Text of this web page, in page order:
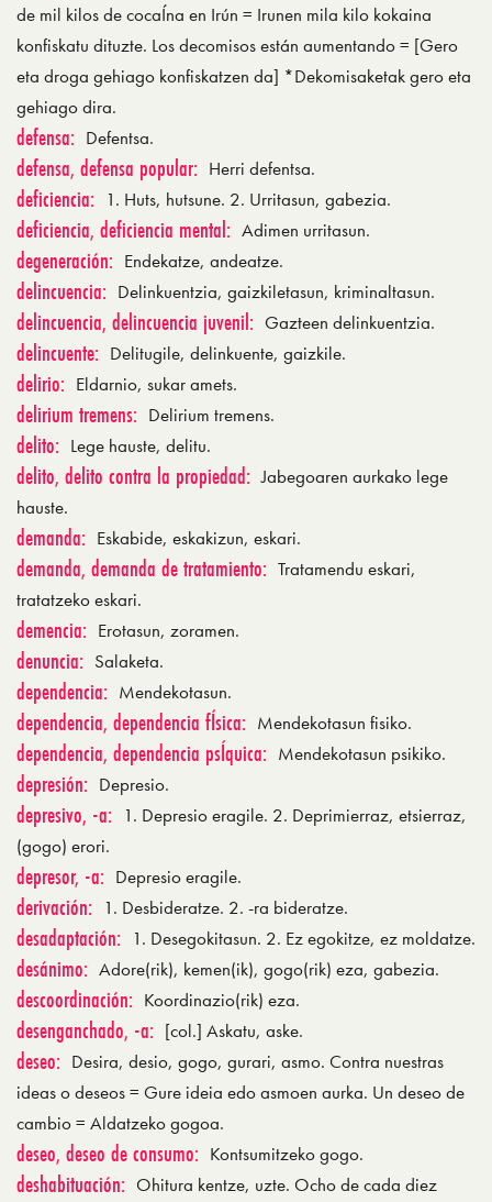
de mil kilos de cocaÍna en Irún = Irunen mila kilo kokaina
konfiskatu dituzte. Los decomisos están aumentando = [Gero
eta droga gehiago konfiskatzen da] *Dekomisaketak gero eta
gehiago dira.
defensa: Defentsa.
defensa, defensa popular: Herri defentsa.
deficiencia: 1. Huts, hutsune. 2. Urritasun, gabezia.
deficiencia, deficiencia mental: Adimen urritasun.
degeneración: Endekatze, andeatze.
delincuencia: Delinkuentzia, gaizkiletasun, kriminaltasun.
delincuencia, delincuencia juvenil: Gazteen delinkuentzia.
delincuente: Delitugile, delinkuente, gaizkile.
delirio: Eldarnio, sukar amets.
delirium tremens: Delirium tremens.
delito: Lege hauste, delitu.
delito, delito contra la propiedad: Jabegoaren aurkako lege
hauste.
demanda: Eskabide, eskakizun, eskari.
demanda, demanda de tratamiento: Tratamendu eskari,
tratatzeko eskari.
demencia: Erotasun, zoramen.
denuncia: Salaketa.
dependencia: Mendekotasun.
dependencia, dependencia fÍsica: Mendekotasun fisiko.
dependencia, dependencia psÍquica: Mendekotasun psikiko.
depresión: Depresio.
depresivo, -a:
1. Depresio eragile. 2. Deprimierraz, etsierraz,
(gogo) erori.
depresor, -a: Depresio eragile.
derivación: 1. Desbideratze. 2. -ra bideratze.
desadaptación: 1. Desegokitasun. 2. Ez egokitze, ez moldatze.
desánimo: Adore(rik), kemen(ik), gogo(rik) eza, gabezia.
descoordinación: Koordinazio(rik) eza.
desenganchado, -a: [col.] Askatu, aske.
deseo: Desira, desio, gogo, gurari, asmo. Contra nuestras
ideas o deseos = Gure ideia edo asmoen aurka. Un deseo de
cambio = Aldatzeko gogoa.
deseo, deseo de consumo: Kontsumitzeko gogo.
deshabituación: Ohitura kentze, uzte. Ocho de cada diez